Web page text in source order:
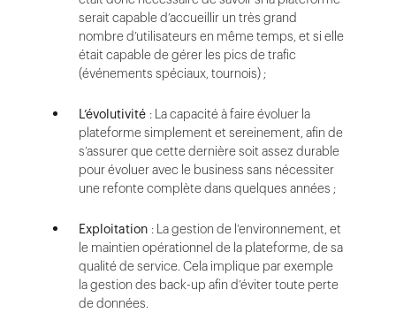
serait capable d’accueillir un très grand
nombre d’utilisateurs en même temps, et si elle
était capable de gérer les pics de trafic
(événements spéciaux, tournois) ;
L’évolutivité : La capacité à faire évoluer la
plateforme simplement et sereinement, afin de
s’assurer que cette dernière soit assez durable
pour évoluer avec le business sans nécessiter
une refonte complète dans quelques années ;
Exploitation : La gestion de l’environnement, et
le maintien opérationnel de la plateforme, de sa
qualité de service. Cela implique par exemple
la gestion des back-up afin d’éviter toute perte
de données.